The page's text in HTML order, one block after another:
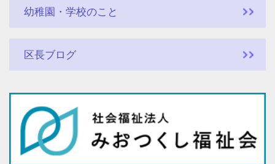
幼稚園・学校のこと
区長ブログ